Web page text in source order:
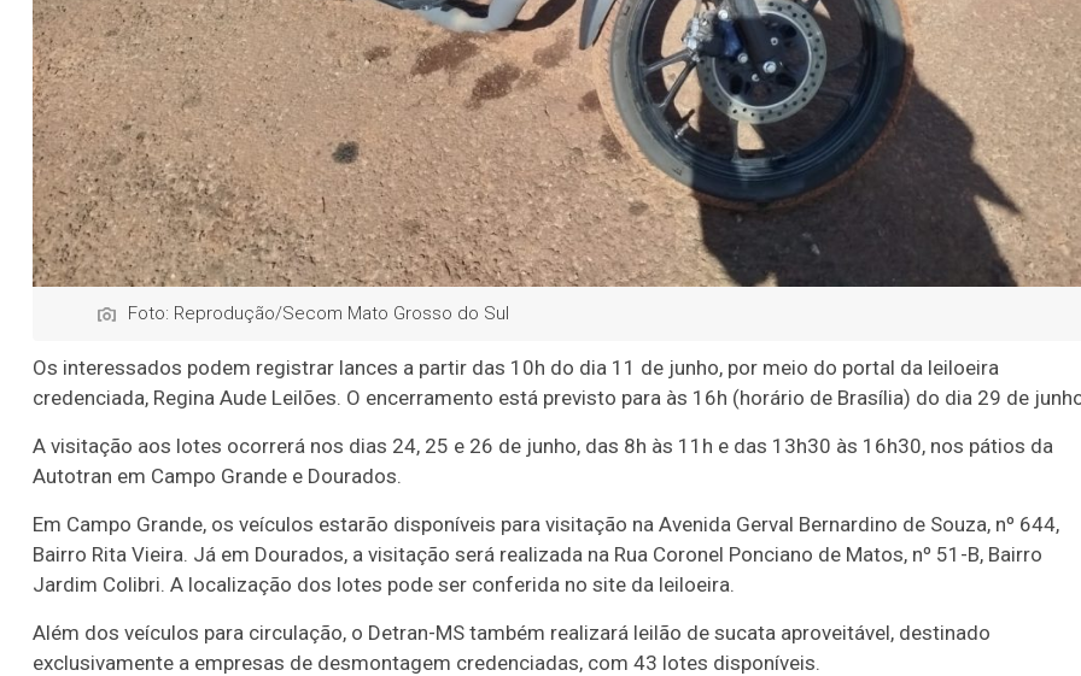
Foto: Reprodução/Secom Mato Grosso do Sul
Os interessados podem registrar lances a partir das 10h do dia 11 de junho, por meio do portal da leiloeira
credenciada, Regina Aude Leilões. O encerramento está previsto para às 16h (horário de Brasília) do dia 29 de
A visitação aos lotes ocorrerá nos dias 24, 25 e 26 de junho, das 8h às 11h e das 13h30 às 16h30, nos pátios da
Autotran em Campo Grande e Dourados.
Em Campo Grande, os veículos estarão disponíveis para visitação na Avenida Gerval Bernardino de Souza, nº 644,
Bairro Rita Vieira. Já em Dourados, a visitação será realizada na Rua Coronel Ponciano de Matos, nº 51-B, Bairro
Jardim Colibri. A localização dos lotes pode ser conferida no site da leiloeira.
Além dos veículos para circulação, o Detran-MS também realizará leilão de sucata aproveitável, destinado
exclusivamente a empresas de desmontagem credenciadas, com 43 lotes disponíveis.